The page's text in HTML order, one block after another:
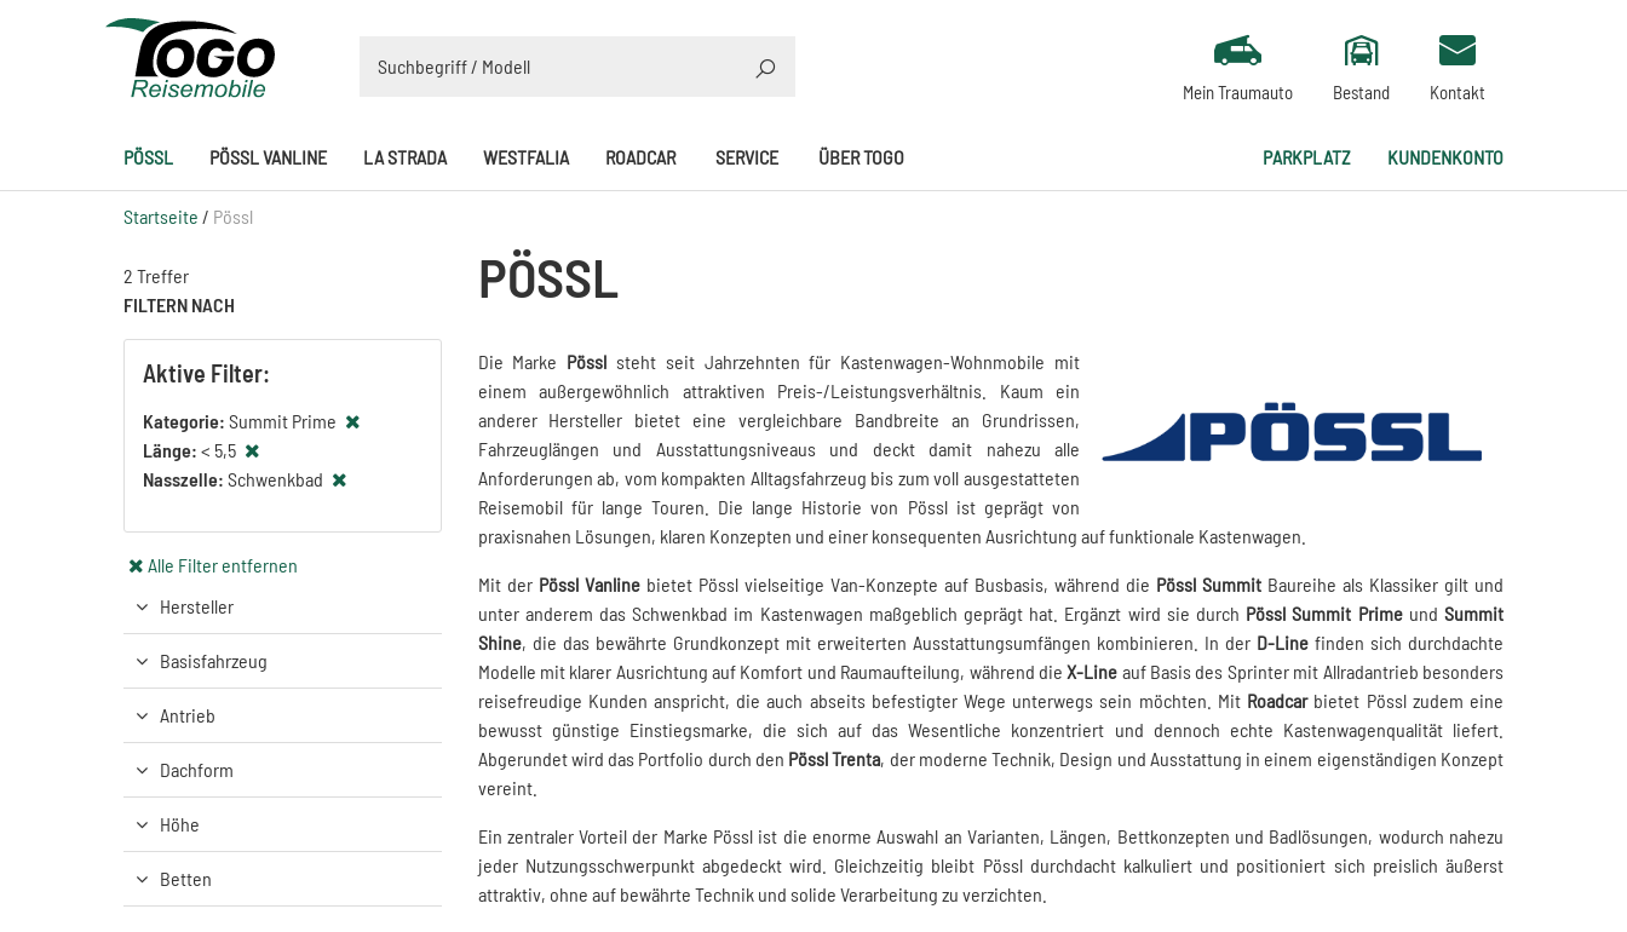
Mein Traumauto Bestand Kontakt
PÖSSL PÖSSL VANLINE LA STRADA WESTFALIA ROADCAR SERVICE ÜBER TOGO KUNDENKONTO
PARKPLATZ
Startseite / Pössl
PÖSSL
FILTERN NACH
Aktive Filter:
Kategorie: Summit Prime
Länge: < 5,5
Nasszelle: Schwenkbad
Alle Filter entfernen
Hersteller
Basisfahrzeug
Antrieb
Dachform
Höhe
Betten
2 Treffer
Die Marke Pössl steht seit Jahrzehnten für Kastenwagen-Wohnmobile mit
einem außergewöhnlich attraktiven Preis-/Leistungsverhältnis. Kaum ein
anderer Hersteller bietet eine vergleichbare Bandbreite an Grundrissen,
Fahrzeuglängen und Ausstattungsniveaus und deckt damit nahezu alle
Anforderungen ab, vom kompakten Alltagsfahrzeug bis zum voll ausgestatteten
Reisemobil für lange Touren. Die lange Historie von Pössl ist geprägt von
praxisnahen Lösungen, klaren Konzepten und einer konsequenten Ausrichtung auf funktionale Kastenwagen.
Mit der Pössl Vanlinebietet Pössl vielseitige Van-Konzepte auf Busbasis, während die Pössl SummitBaureihe als Klassiker gilt und
unter anderem das Schwenkbad im Kastenwagen maßgeblich geprägt hat. Ergänzt wird sie durch Pössl Summit PrimeundSummit
Shine, die das bewährte Grundkonzept mit erweiterten Ausstattungsumfängen kombinieren. In der D-Linefinden sich durchdachte
Modelle mit klarer Ausrichtung auf Komfort und Raumaufteilung, während dieX-Line auf Basis des Sprinter mit Allradantrieb besonders
reisefreudige Kunden anspricht, die auch abseits befestigter Wege unterwegs sein möchten. Mit Roadcarbietet Pössl zudem eine
bewusst günstige Einstiegsmarke, die sich auf das Wesentliche konzentriert und dennoch echte Kastenwagenqualität liefert.
Abgerundet wird das Portfolio durch den Pössl Trenta, der moderne Technik, Design und Ausstattung in einem eigenständigen Konzept
vereint.
Ein zentraler Vorteil der Marke Pössl ist die enorme Auswahl an Varianten, Längen, Bettkonzepten und Badlösungen, wodurch nahezu
jeder Nutzungsschwerpunkt abgedeckt wird. Gleichzeitig bleibt Pössl durchdacht kalkuliert und positioniert sich preislich äußerst
attraktiv, ohne auf bewährte Technik und solide Verarbeitung zu verzichten.